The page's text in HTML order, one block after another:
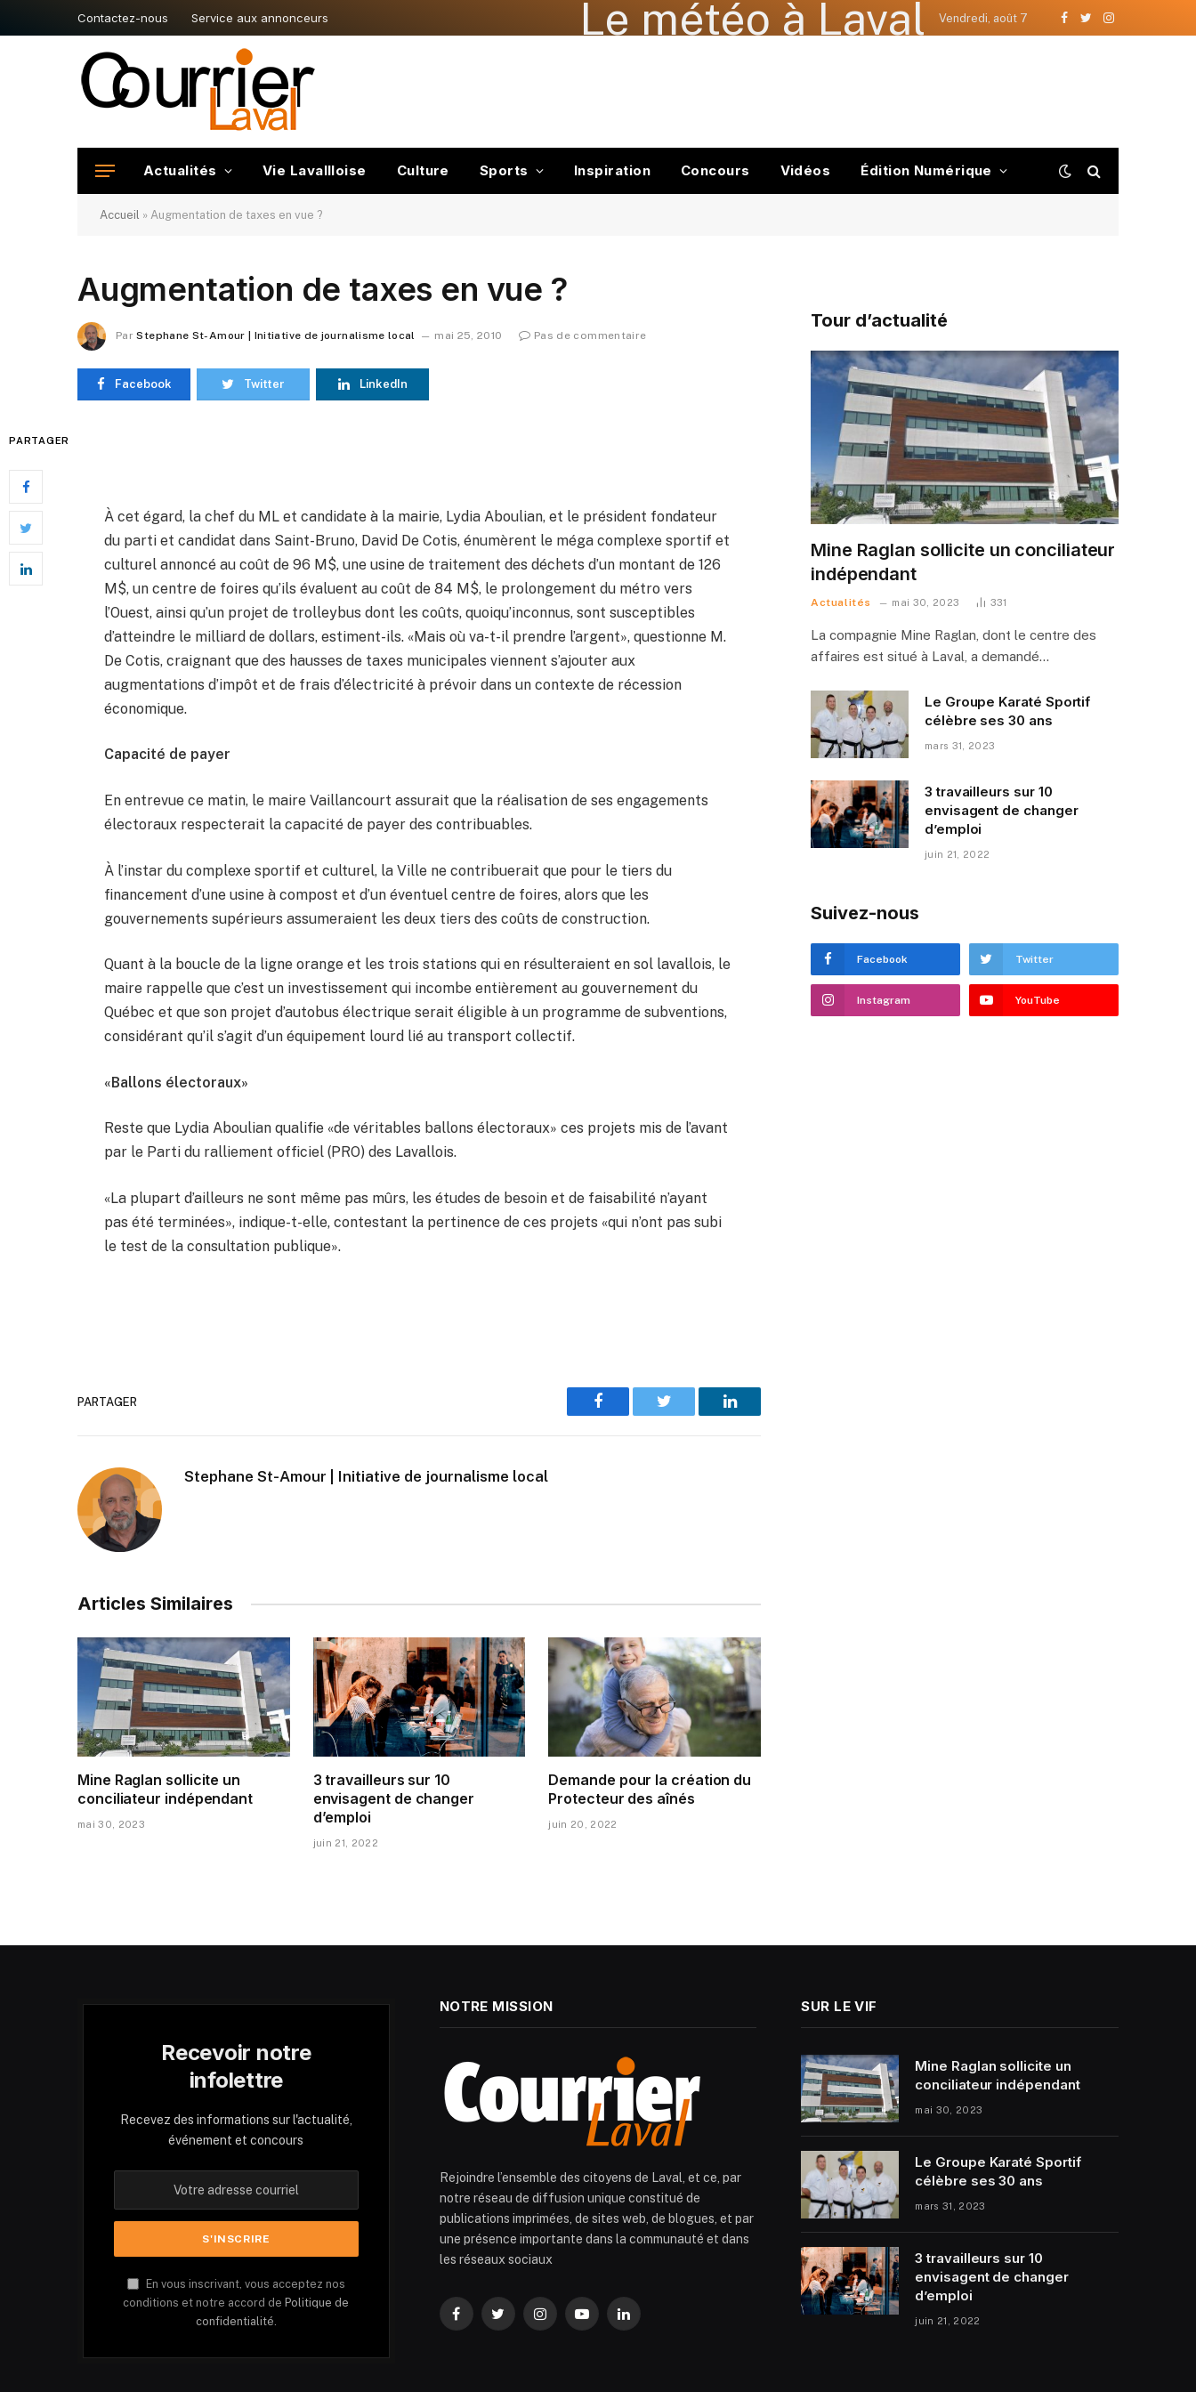
Contactez-nous Service aux annonceurs Le météo à Laval Vendredi, août 7
Facebook
TwitterInstagram
Actualités Vie Lavallloise Culture Sports Inspiration Concours Vidéos Édition Numérique
Accueil » Augmentation de taxes en vue ?
Augmentation de taxes en vue ?
Par Stephane St-Amour | Initiative de journalisme local mai 25, 2010 Pas de commentaire
Facebook Twitter LinkedIn
PARTAGER
À cet égard, la chef du ML et candidate à la mairie, Lydia Aboulian, et le président fondateur
du parti et candidat dans Saint-Bruno, David De Cotis, énumèrent le méga complexe sportif et
culturel annoncé au coût de 96 M$, une usine de traitement des déchets d’un montant de 126
M$, un centre de foires qu’ils évaluent au coût de 84 M$, le prolongement du métro vers
l’Ouest, ainsi qu’un projet de trolleybus dont les coûts, quoiqu’inconnus, sont susceptibles
d’atteindre le milliard de dollars, estiment-ils. «Mais où va-t-il prendre l’argent», questionne M.
De Cotis, craignant que des hausses de taxes municipales viennent s’ajouter aux
augmentations d’impôt et de frais d’électricité à prévoir dans un contexte de récession
économique.
Capacité de payer
En entrevue ce matin, le maire Vaillancourt assurait que la réalisation de ses engagements
électoraux respecterait la capacité de payer des contribuables.
À l’instar du complexe sportif et culturel, la Ville ne contribuerait que pour le tiers du
financement d’une usine à compost et d’un éventuel centre de foires, alors que les
gouvernements supérieurs assumeraient les deux tiers des coûts de construction.
Quant à la boucle de la ligne orange et les trois stations qui en résulteraient en sol lavallois, le
maire rappelle que c’est un investissement qui incombe entièrement au gouvernement du
Québec et que son projet d’autobus électrique serait éligible à un programme de subventions,
considérant qu’il s’agit d’un équipement lourd lié au transport collectif.
«Ballons électoraux»
Reste que Lydia Aboulian qualifie «de véritables ballons électoraux» ces projets mis de l’avant
par le Parti du ralliement officiel (PRO) des Lavallois.
«La plupart d’ailleurs ne sont même pas mûrs, les études de besoin et de faisabilité n’ayant
pas été terminées», indique-t-elle, contestant la pertinence de ces projets «qui n’ont pas subi
le test de la consultation publique».
PARTAGER
Facebook Twitter LinkedIn
Stephane St-Amour | Initiative de journalisme local
Articles Similaires
Mine Raglan sollicite un
conciliateur indépendant
mai 30, 2023
3 travailleurs sur 10
envisagent de changer
d’emploi
juin 21, 2022
Demande pour la création du
Protecteur des aînés
juin 20, 2022
Tour d’actualité
Mine Raglan sollicite un conciliateur
indépendant
Actualités mai 30, 2023 331
La compagnie Mine Raglan, dont le centre des
affaires est situé à Laval, a demandé…
Le Groupe Karaté Sportif
célèbre ses 30 ans
mars 31, 2023
3 travailleurs sur 10
envisagent de changer
d’emploi
juin 21, 2022
Suivez-nous
Facebook Twitter
Instagram YouTube
Recevoir notre
infolettre
Recevez des informations sur l'actualité,
événement et concours
En vous inscrivant, vous acceptez nos
conditions et notre accord de Politique de
confidentialité.
NOTRE MISSION
Rejoindre l’ensemble des citoyens de Laval, et ce, par
notre réseau de diffusion unique constitué de
publications imprimées, de sites web, de blogues, et par
une présence importante dans la communauté et dans
les réseaux sociaux
FacebookTwitterInstagramYouTubeLinkedIn
SUR LE VIF
Mine Raglan sollicite un
conciliateur indépendant
mai 30, 2023
Le Groupe Karaté Sportif
célèbre ses 30 ans
mars 31, 2023
3 travailleurs sur 10
envisagent de changer
d’emploi
juin 21, 2022